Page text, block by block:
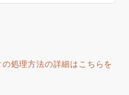
処理方法の詳細はこちらを